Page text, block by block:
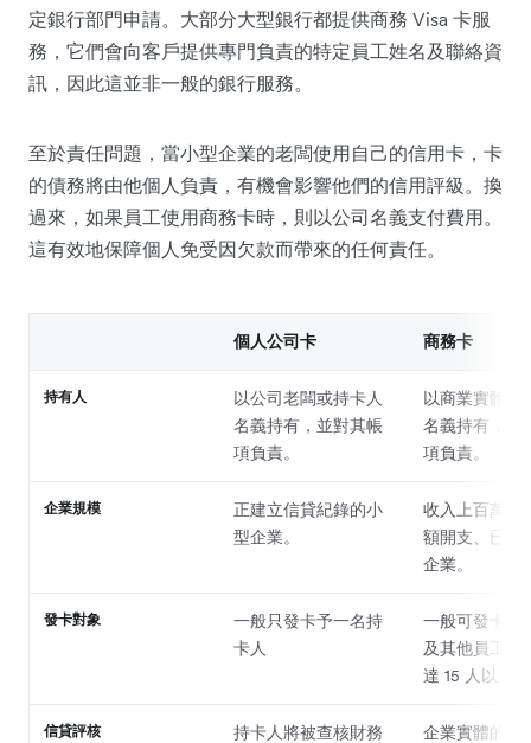
定銀行部門申請。大部分大型銀行都提供商務 Visa 卡服
務，它們會向客戶提供專門負責的特定員工姓名及聯絡資
訊，因此這並非一般的銀行服務。
至於責任問題，當小型企業的老闆使用自己的信用卡，卡
的債務將由他個人負責，有機會影響他們的信用評級。換
過來，如果員工使用商務卡時，則以公司名義支付費用。
這有效地保障個人免受因欠款而帶來的任何責任。
個人公司卡 商務卡
持有人
以公司老闆或持卡人
名義持有，並對其帳
項負責。
以商業實體及
名義持有，並
項負責。
企業規模
正建立信貸紀錄的小
型企業。
收入上百萬、
額開支、已上
企業。
發卡對象
一般只發卡予一名持
卡人
一般可發卡予
及其他員工，
達 15 人以上。
信貸評核 持卡人將被查核財務 企業實體的財